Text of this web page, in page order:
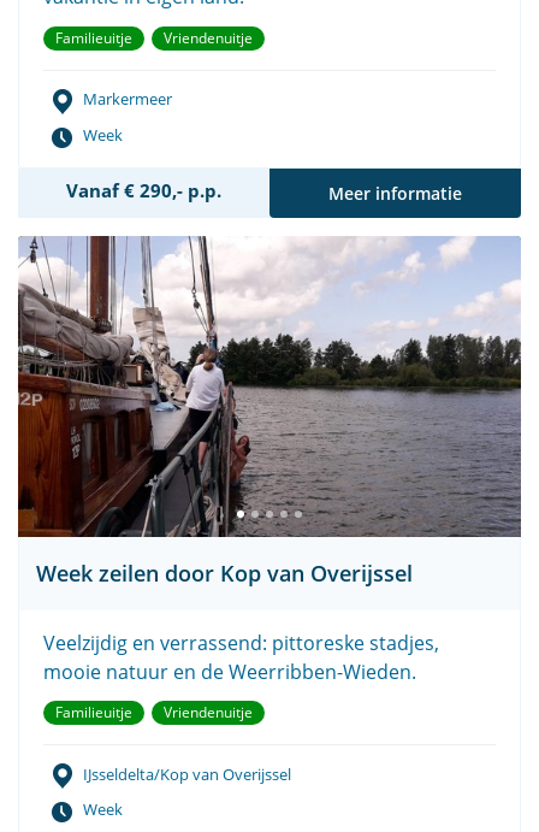
Familieuitje Vriendenuitje
Markermeer
Week
Vanaf € 290,- p.p. Meer informatie
Week zeilen door Kop van Overijssel
Veelzijdig en verrassend: pittoreske stadjes,
mooie natuur en de Weerribben-Wieden.
Familieuitje Vriendenuitje
IJsseldelta/Kop van Overijssel
Week